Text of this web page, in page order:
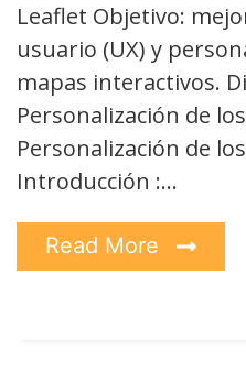
Leaflet Objetivo:
usuario (UX) y
mapas interactivos.
Personalización de
Personalización de
Introducción :…
Read More